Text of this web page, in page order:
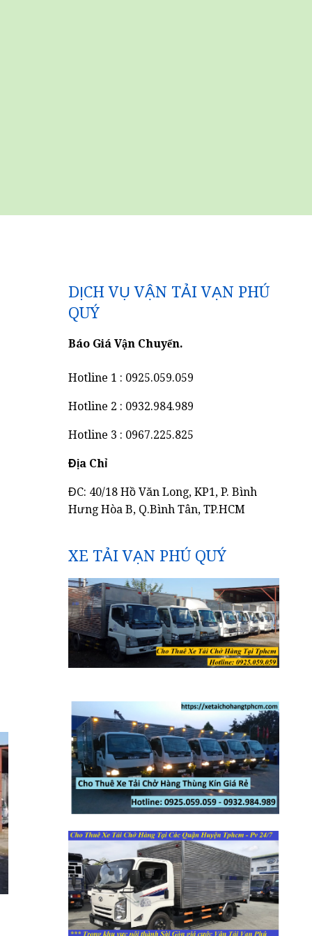
DỊCH VỤ VẬN TẢI VẠN PHÚ
QUÝ
Báo Giá Vận Chuyển.
Hotline 1 : 0925.059.059
Hotline 2 : 0932.984.989
Hotline 3 : 0967.225.825
Địa Chỉ
ĐC: 40/18 Hồ Văn Long, KP1, P. Bình
Hưng Hòa B, Q.Bình Tân, TP.HCM
XE TẢI VẠN PHÚ QUÝ